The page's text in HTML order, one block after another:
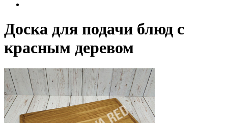
Доска для подачи блюд с
красным деревом